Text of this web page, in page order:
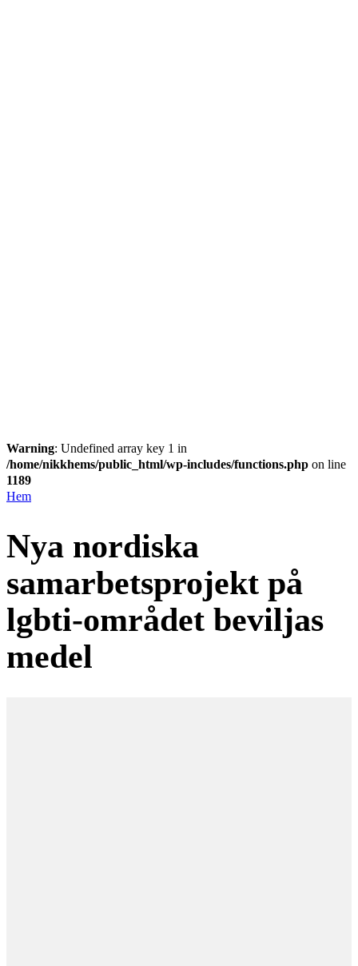
Warning: Undefined array key 1 in
/home/nikkhems/public_html/wp-includes/functions.php on line
1189
Hem
Nya nordiska
samarbetsprojekt på
lgbti-området beviljas
medel